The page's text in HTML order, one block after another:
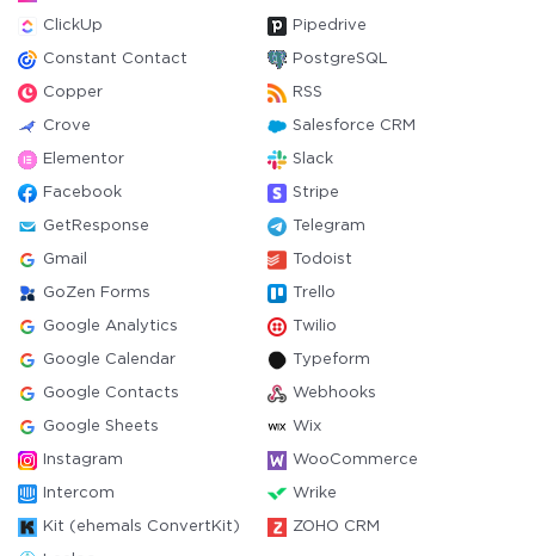
ClickUp Pipedrive
Constant Contact PostgreSQL
Copper RSS
Crove Salesforce CRM
Elementor Slack
Facebook Stripe
GetResponse Telegram
Gmail Todoist
GoZen Forms Trello
Google Analytics Twilio
Google Calendar Typeform
Google Contacts Webhooks
Google Sheets Wix
Instagram WooCommerce
Intercom Wrike
Kit (ehemals ConvertKit) ZOHO CRM